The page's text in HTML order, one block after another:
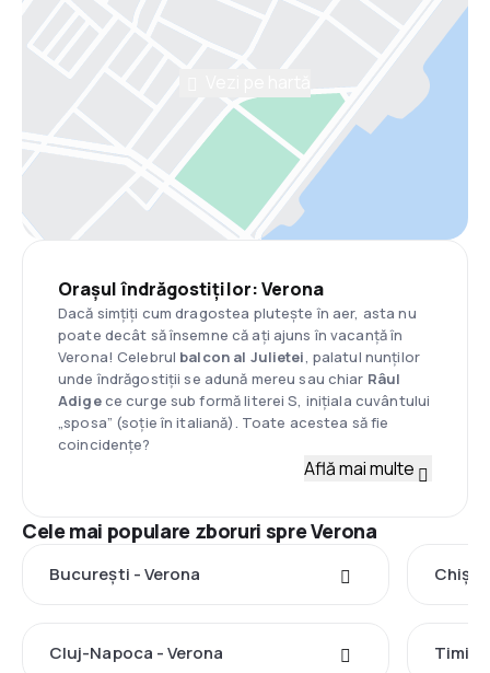
Orașul îndrăgostiților: Verona
Dacă simțiți cum dragostea plutește în aer, asta nu
poate decât să însemne că ați ajuns în vacanță în
Verona! Celebrul balcon al Julietei, palatul nunților
unde îndrăgostiții se adună mereu sau chiar Râul
Adigece curge sub formă literei S, inițiala cuvântului
„sposa” (soție în italiană). Toate acestea să fie
coincidențe?
Află mai multe
Cele mai populare zboruri spre Verona
București - Verona
Cluj-Napoca - Verona